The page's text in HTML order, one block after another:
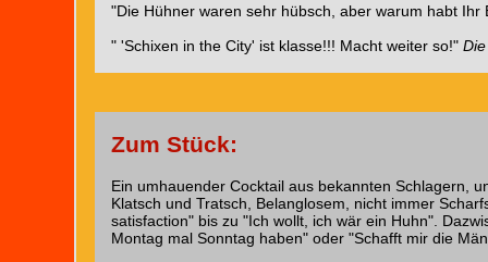
"Die Hühner waren sehr hübsch, aber warum habt
" 'Schixen in the City' ist klasse!!! Macht weiter so!"
Zum Stück:
Ein umhauender Cocktail aus bekannten Schlagern,
Klatsch und Tratsch, Belanglosem, nicht immer
satisfaction" bis zu "Ich wollt, ich wär ein Huhn".
Montag mal Sonntag haben" oder "Schafft mir die